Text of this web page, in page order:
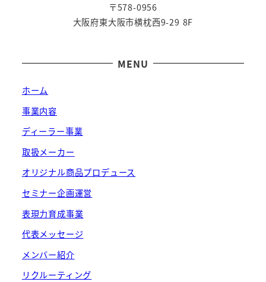
〒578-0956
大阪府東大阪市横枕西9-29 8F
MENU
ホーム
事業内容
ディーラー事業
取扱メーカー
オリジナル商品プロデュース
セミナー企画運営
表現力育成事業
代表メッセージ
メンバー紹介
リクルーティング